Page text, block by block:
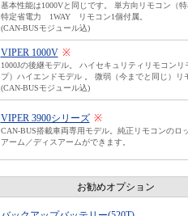
基本性能は1000Vと同じです。 単方向リモコン（
特定省電力 1WAY リモコン1個付属。
(CAN-BUSモジュール込)
VIPER 1000V ※
1000Jの後継モデル。 ハイセキュリティリモコン
プ）ハイエンドモデル 。 微弱（今までと同じ）
(CAN-BUSモジュール込)
VIPER 3900シリーズ ※
CAN-BUS搭載車両専用モデル。純正リモコンのロ
アーム／ディスアームができます。
お勧めオプション